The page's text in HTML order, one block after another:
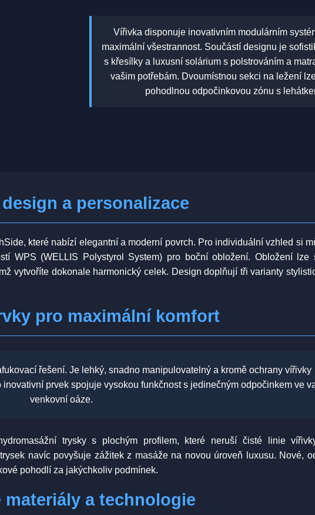
Vířivka disponuje inovativním modulárním
maximální všestrannost. Součástí designu je
s křesílky a luxusní solárium s polstrováním a
vašim potřebám. Dvoumístnou sekci na ležení
pohodlnou odpočinkovou zónu s
a personalizace
které nabízí elegantní a moderní povrch. Pro individuální vzhled si
WPS (WELLIS Polystyrol System) pro boční obložení. Obložení lze
vytvoříte dokonale harmonický celek. Design doplňují tři varianty
pro maximální komfort
řešení. Je lehký, snadno manipulovatelný a kromě ochrany vířivky
prvek spojuje vysokou funkčnost s jedinečným odpočinkem ve
venkovní oáze.
trysky s plochým profilem, které neruší čisté linie
navíc povyšuje zážitek z masáže na novou úroveň luxusu. Nové,
pohodlí za jakýchkoliv podmínek.
materiály a technologie